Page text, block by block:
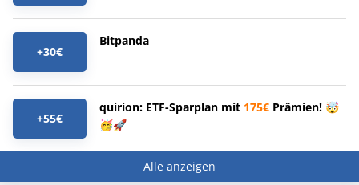
+30€
Bitpanda
+55€
quirion: ETF-Sparplan mit 175€ Prämien! 🤯
🥳🚀
Alle anzeigen